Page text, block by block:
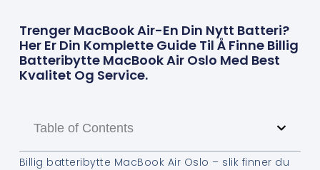
Trenger MacBook Air-En Din Nytt Batteri?
Her Er Din Komplette Guide Til Å Finne Billig
Batteribytte MacBook Air Oslo Med Best
Kvalitet Og Service.
Table of Contents
Billig batteribytte MacBook Air Oslo – slik finner du